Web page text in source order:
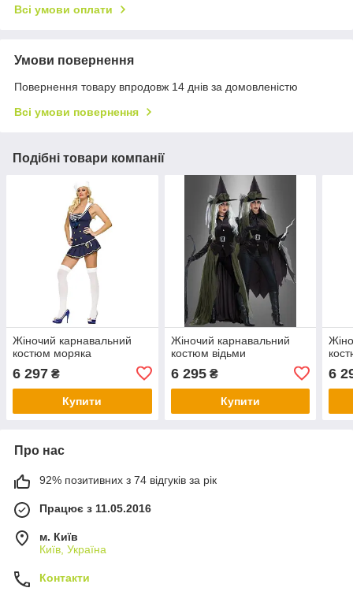
Всі умови оплати
Умови повернення
Повернення товару впродовж 14 днів за домовленістю
Всі умови повернення
Подібні товари компанії
Жіночий карнавальний
костюм моряка
6 297 ₴
Купити
Жіночий карнавальний
костюм відьми
6 295₴
Купити
6
Про нас
92% позитивних з 74 відгуків за рік
Працює з 11.05.2016
м. Київ
Київ, Україна
Контакти